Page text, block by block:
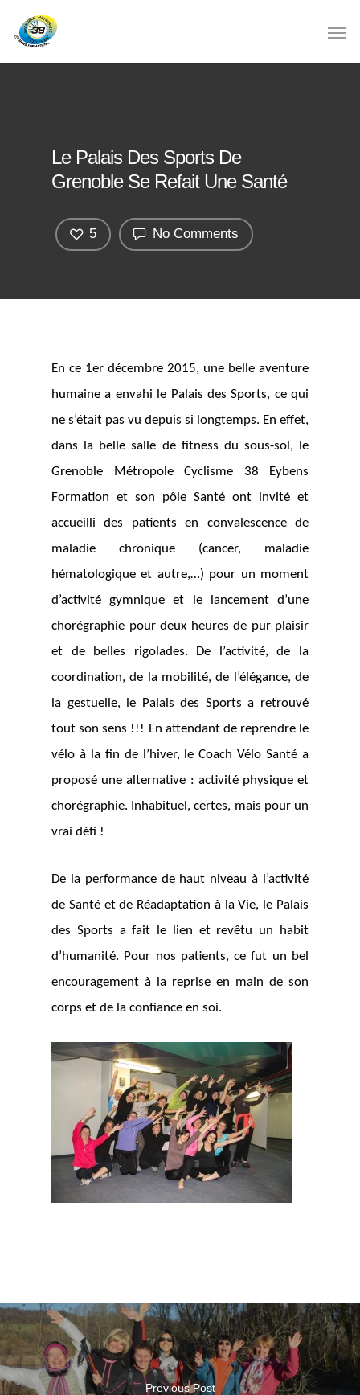
Le Palais Des Sports De
Grenoble Se Refait Une Santé
No Comments
5
En ce 1er décembre 2015, une belle aventure
humaine a envahi le Palais des Sports, ce qui
ne s’était pas vu depuis si longtemps. En effet,
dans la belle salle de fitness du sous-sol, le
Grenoble Métropole Cyclisme 38 Eybens
Formation et son pôle Santé ont invité et
accueilli des patients en convalescence de
maladie chronique (cancer, maladie
hématologique et autre,…) pour un moment
d’activité gymnique et le lancement d’une
chorégraphie pour deux heures de pur plaisir
et de belles rigolades. De l’activité, de la
coordination, de la mobilité, de l’élégance, de
la gestuelle, le Palais des Sports a retrouvé
tout son sens !!! En attendant de reprendre le
vélo à la fin de l’hiver, le Coach Vélo Santé a
proposé une alternative : activité physique et
chorégraphie. Inhabituel, certes, mais pour un
vrai défi !
De la performance de haut niveau à l’activité
de Santé et de Réadaptation à la Vie, le Palais
des Sports a fait le lien et revêtu un habit
d’humanité. Pour nos patients, ce fut un bel
encouragement à la reprise en main de son
corps et de la confiance en soi.
Previous Post